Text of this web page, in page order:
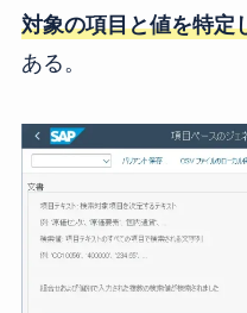
対象の項目と値を特定
ある。